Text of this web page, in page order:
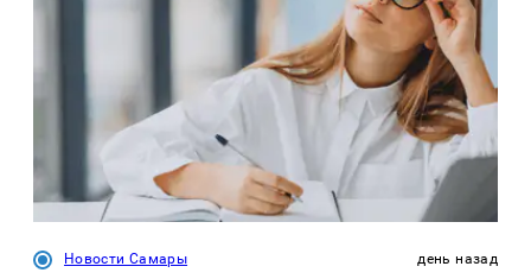
Новости Самары день назад